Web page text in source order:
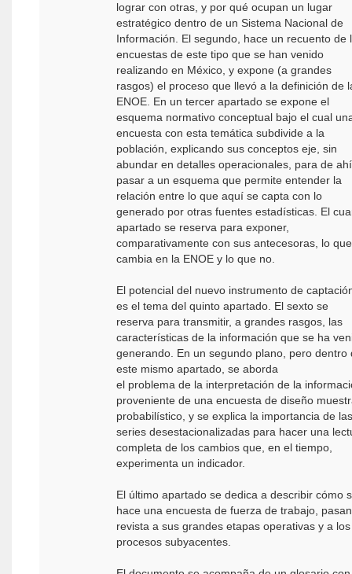
lograr con otras, y por qué ocupan un lugar
estratégico dentro de un Sistema Nacional de
Información. El segundo, hace un recuento de
encuestas de este tipo que se han venido
realizando en México, y expone (a grandes
rasgos) el proceso que llevó a la definición de
ENOE. En un tercer apartado se expone el
esquema normativo conceptual bajo el cual
encuesta con esta temática subdivide a la
población, explicando sus conceptos eje, sin
abundar en detalles operacionales, para de ahí
pasar a un esquema que permite entender la
relación entre lo que aquí se capta con lo
generado por otras fuentes estadísticas. El
apartado se reserva para exponer,
comparativamente con sus antecesoras, lo que
cambia en la ENOE y lo que no.
El potencial del nuevo instrumento de
es el tema del quinto apartado. El sexto se
reserva para transmitir, a grandes rasgos, las
características de la información que se ha
generando. En un segundo plano, pero dentro
este mismo apartado, se aborda
el problema de la interpretación de la
proveniente de una encuesta de diseño
probabilístico, y se explica la importancia de las
series desestacionalizadas para hacer una
completa de los cambios que, en el tiempo,
experimenta un indicador.
El último apartado se dedica a describir cómo
hace una encuesta de fuerza de trabajo,
revista a sus grandes etapas operativas y a los
procesos subyacentes.